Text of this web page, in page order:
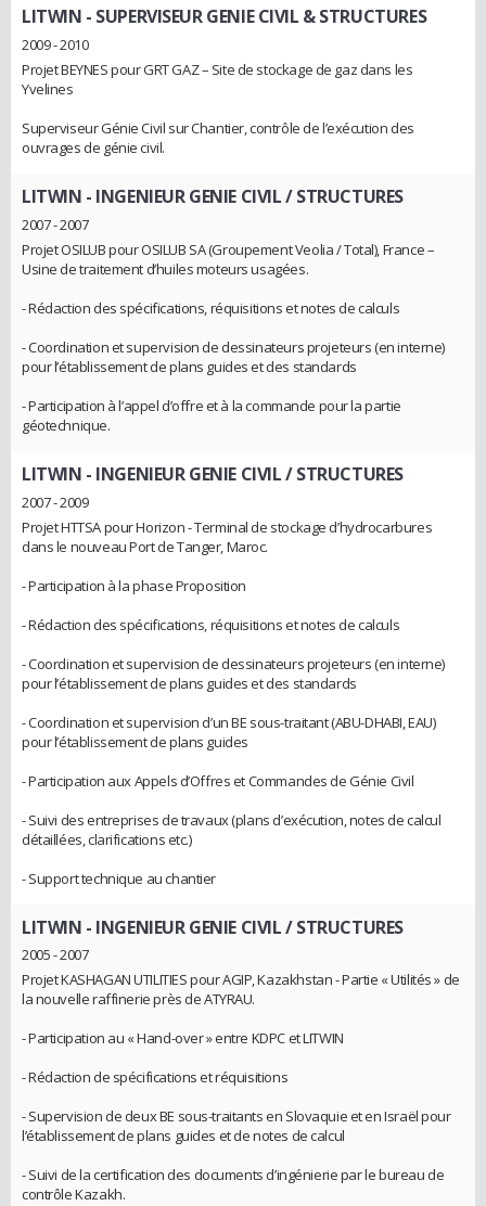
LITWIN - SUPERVISEUR GENIE CIVIL & STRUCTURES
2009 - 2010
Projet BEYNES pour GRT GAZ – Site de stockage de gaz dans les
Yvelines
Superviseur Génie Civil sur Chantier, contrôle de l’exécution des
ouvrages de génie civil.
LITWIN - INGENIEUR GENIE CIVIL / STRUCTURES
2007 - 2007
Projet OSILUB pour OSILUB SA (Groupement Veolia / Total), France –
Usine de traitement d’huiles moteurs usagées.
- Rédaction des spécifications, réquisitions et notes de calculs
- Coordination et supervision de dessinateurs projeteurs (en interne)
pour l’établissement de plans guides et des standards
- Participation à l’appel d’offre et à la commande pour la partie
géotechnique.
LITWIN - INGENIEUR GENIE CIVIL / STRUCTURES
2007 - 2009
Projet HTTSA pour Horizon - Terminal de stockage d’hydrocarbures
dans le nouveau Port de Tanger, Maroc.
- Participation à la phase Proposition
- Rédaction des spécifications, réquisitions et notes de calculs
- Coordination et supervision de dessinateurs projeteurs (en interne)
pour l’établissement de plans guides et des standards
- Coordination et supervision d’un BE sous-traitant (ABU-DHABI, EAU)
pour l’établissement de plans guides
- Participation aux Appels d’Offres et Commandes de Génie Civil
- Suivi des entreprises de travaux (plans d’exécution, notes de calcul
détaillées, clarifications etc.)
- Support technique au chantier
LITWIN - INGENIEUR GENIE CIVIL / STRUCTURES
2005 - 2007
Projet KASHAGAN UTILITIES pour AGIP, Kazakhstan - Partie « Utilités » de
la nouvelle raffinerie près de ATYRAU.
- Participation au « Hand-over » entre KDPC et LITWIN
- Rédaction de spécifications et réquisitions
- Supervision de deux BE sous-traitants en Slovaquie et en Israël pour
l’établissement de plans guides et de notes de calcul
- Suivi de la certification des documents d’ingénierie par le bureau de
contrôle Kazakh.